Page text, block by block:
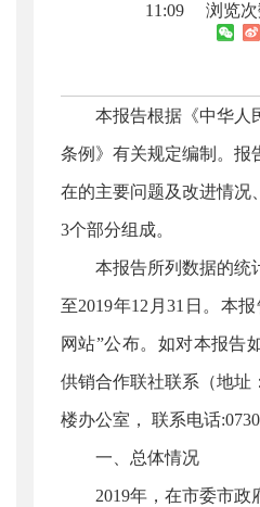
11:09
浏览次
本报告根据《中华人
条例》有关规定编制。报
在的主要问题及改进情况
3个部分组成。
本报告所列数据的统计
至2019年12月31日。本
网站”公布。如对本报告
供销合作联社联系（地址
楼办公室， 联系电话
一、总体情况
2019年，在市委市政